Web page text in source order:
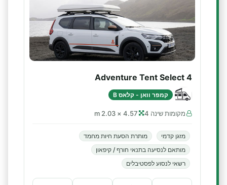
Adventure Tent Select 4
קמפר וואן - קלאס B
מקומות שינה 4 4.57 × 2.03 m
מזגן קדמי
מותרת הסעת חיות מחמד
מותאם לנסיעה בתנאי חורף / קיפאון
רשאי לנסוע לפסטיבלים